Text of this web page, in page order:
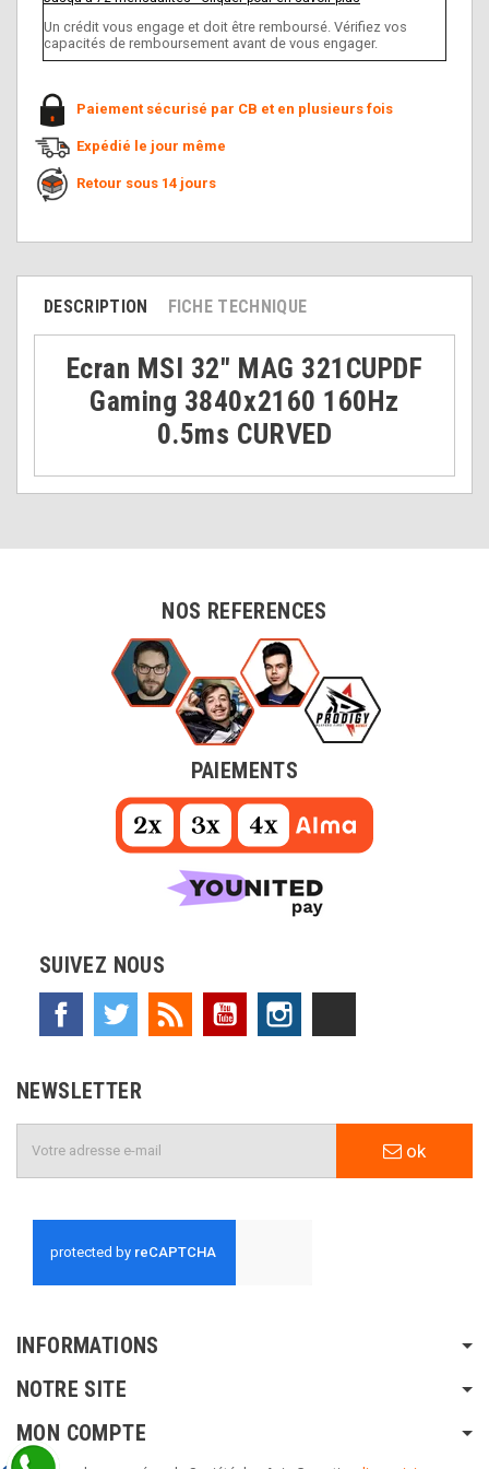
Un crédit vous engage et doit être remboursé. Vérifiez vos
capacités de remboursement avant de vous engager.
Paiement sécurisé par CB et en plusieurs fois
Expédié le jour même
Retour sous 14 jours
DESCRIPTION FICHE TECHNIQUE
Ecran MSI 32" MAG 321CUPDF
Gaming 3840x2160 160Hz
0.5ms CURVED
NOS REFERENCES
PAIEMENTS
SUIVEZ NOUS
Facebook Twitter Rss YouTube
NEWSLETTER
ok
INFORMATIONS
NOTRE SITE
MON COMPTE